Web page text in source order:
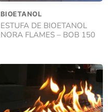
BIOETANOL
ESTUFA DE BIOETANOL
NORA FLAMES – BOB 150